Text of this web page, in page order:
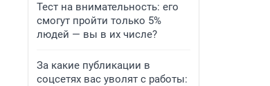
Тест на внимательность: его
смогут пройти только 5%
людей — вы в их числе?
За какие публикации в
соцсетях вас уволят с работы: